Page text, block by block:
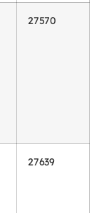
27570
27639